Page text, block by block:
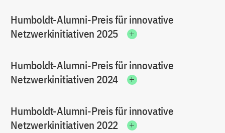
Humboldt-Alumni-Preis für innovative
Netzwerkinitiativen 2025
Humboldt-Alumni-Preis für innovative
Netzwerkinitiativen 2024
Humboldt-Alumni-Preis für innovative
Netzwerkinitiativen 2022